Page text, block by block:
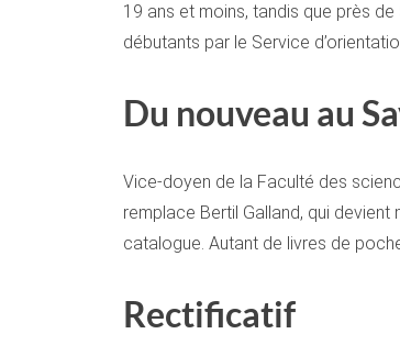
19 ans et moins, tandis que près
débutants par le Service
Du nouveau au
Vice-doyen de la Faculté des
remplace Bertil Galland, qui
catalogue. Autant de livres de
Rectificatif